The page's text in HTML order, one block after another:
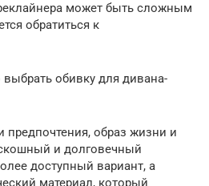
может быть сложным
обратиться к
обивку для дивана-
предпочтения, образ жизни и
и долговечный
доступный вариант, а
материал, который